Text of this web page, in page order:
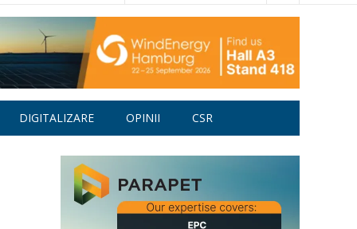
DIGITALIZARE OPINII CSR